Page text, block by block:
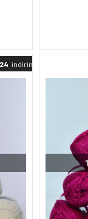
indirimli